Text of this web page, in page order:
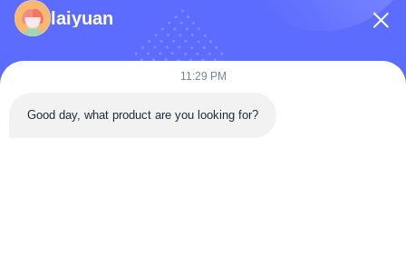
Casa.
Chi Siamo
laiyuan
11:29 PM
Good day, what product are you looking for?